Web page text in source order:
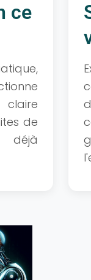
ce
claire
de